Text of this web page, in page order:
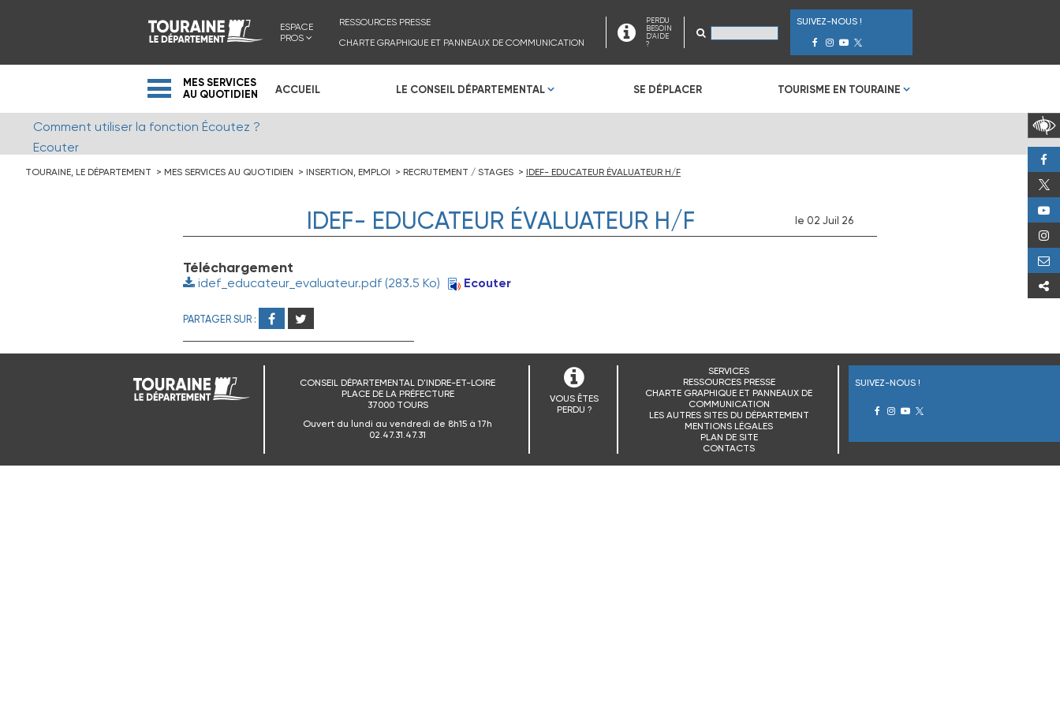
ESPACE
PROS
RESSOURCES PRESSE
CHARTE GRAPHIQUE ET PANNEAUX DE COMMUNICATION
PERDU
BESOIN
D'AIDE
?
SUIVEZ-NOUS !
MES SERVICES
AU QUOTIDIEN
ACCUEIL LE CONSEIL DÉPARTEMENTAL SE DÉPLACER TOURISME EN TOURAINE
Comment utiliser la fonction Écoutez ?
Ecouter
TOURAINE, LE DÉPARTEMENT MES SERVICES AU QUOTIDIEN INSERTION, EMPLOI RECRUTEMENT / STAGES IDEF- EDUCATEUR ÉVALUATEUR H/F
IDEF- EDUCATEUR ÉVALUATEUR H/F le 02 Juil 26
Téléchargement
idef_educateur_evaluateur.pdf (283.5 Ko) Ecouter
PARTAGER SUR :
CONSEIL DÉPARTEMENTAL D'INDRE-ET-LOIRE
PLACE DE LA PRÉFECTURE
37000 TOURS
Ouvert du lundi au vendredi de 8h15 à 17h
02.47.31.47.31
VOUS ÊTES
PERDU ?
SERVICES
RESSOURCES PRESSE
CHARTE GRAPHIQUE ET PANNEAUX DE
COMMUNICATION
LES AUTRES SITES DU DÉPARTEMENT
MENTIONS LÉGALES
PLAN DE SITE
CONTACTS
SUIVEZ-NOUS !